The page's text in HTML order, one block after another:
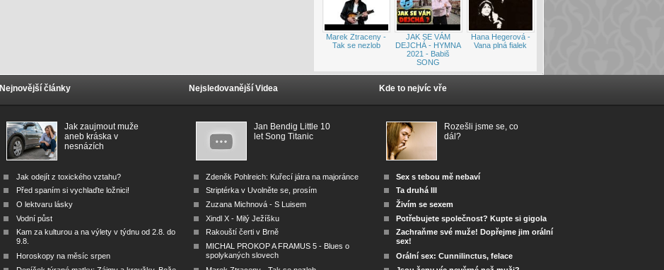
Hana Hegerová -
Vana plná fialek
JAK SE VÁM
DEJCHÁ - HYMNA
2021 - Babiš
SONG
Marek Ztraceny -
Tak se nezlob
Nejnovější články
Jak zaujmout muže
aneb kráska v
nesnázích
Jak odejít z toxického vztahu?
Před spaním si vychlaďte ložnici!
O lektvaru lásky
Vodní půst
Kam za kulturou a na výlety v týdnu od 2.8. do
9.8.
Horoskopy na měsíc srpen
Nejsledovanější Videa
Jan Bendig Little 10
let Song Titanic
Zdeněk Pohlreich: Kuřecí játra na majoránce
Striptérka v Uvolněte se, prosím
Zuzana Michnová - S Luisem
Xindl X - Milý Ježíšku
Rakouští čerti v Brně
MICHAL PROKOP A FRAMUS 5 - Blues o
spolykaných slovech
Kde to nejvíc vře
Rozešli jsme se, co
dál?
Sex s tebou mě nebaví
Ta druhá III
Živím se sexem
Potřebujete společnost? Kupte si gigola
Zachraňme své muže! Dopřejme jim orální
sex!
Orální sex: Cunnilinctus, felace